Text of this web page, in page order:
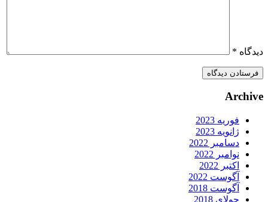
*
فوریه 2023
ژانویه 2023
دسامبر 2022
نوامبر 2022
اکتبر 2022
آگوست 2022
آگوست 2018
جولای 2018